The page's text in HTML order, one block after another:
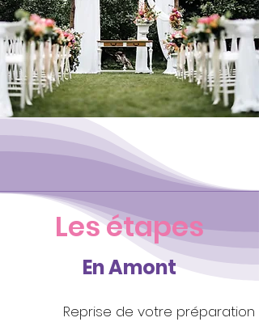
Les étapes
En Amont
Reprise de votre préparation 6